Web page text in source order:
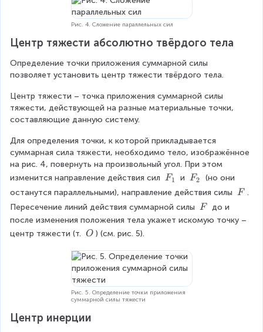
1
}
+
\
v
e
r
g
h
t
a
r
r
w
{
_
=
F
2
\
c
d
o
t
_
2
2
o
t
x
_
=
F
_
\
c
d
o
t
_
2
Рис. 4. Сложение параллельных сил
Центр тяжести абсолютно твёрдого тела
Определение точки приложения суммарной силы
позволяет установить центр тяжести твёрдого тела.
Центр тяжести – точка приложения суммарной силы
тяжести, действующей на разные материальные точки,
составляющие данную систему.
Для определения точки, к которой прикладывается
суммарная сила тяжести, необходимо тело, изображённое
на рис. 4, повернуть на произвольный угол. При этом
изменится направление действия сил F
_
1
F1 и F
_
F2
(но они
останутся параллельными), направление действия силы \
F
F .
Пересечение линий действия суммарной силы \
\
F
до и
после изменения положения тела укажет искомую точку –
центр тяжести (т. \
O
O ) (см. рис. 5).
Рис. 5. Определение точки приложения
суммарной силы тяжести
Центр инерции